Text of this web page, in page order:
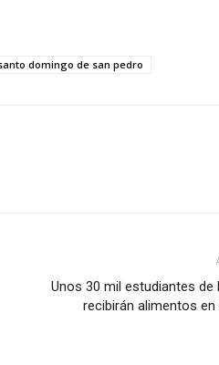
domingo de san pedro
Unos 30 mil estudiantes de
recibirán alimentos en